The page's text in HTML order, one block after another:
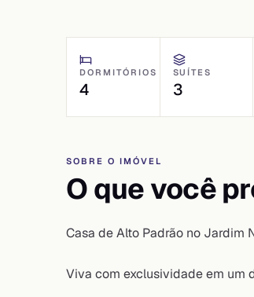
DORMITÓRIOS
4
SUÍTES
3
SOBRE O IMÓVEL
O que você
Casa de Alto Padrão no Jardim
Viva com exclusividade em um